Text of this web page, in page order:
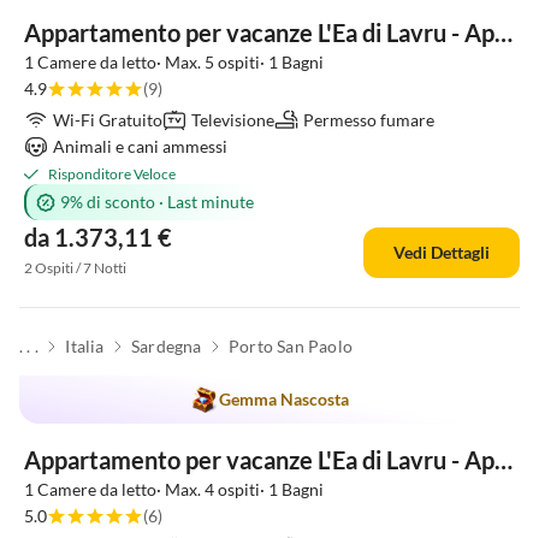
Appartamento per vacanze L'Ea di Lavru - Apt 5
1 Camere da letto· Max. 5 ospiti· 1 Bagni
4.9
(9)
Wi-Fi Gratuito
Televisione
Permesso fumare
Animali e cani ammessi
Risponditore Veloce
9% di sconto · Last minute
da 1.373,11 €
2 Ospiti / 7 Notti
Vedi Dettagli
. . . Italia Sardegna Porto San Paolo
Gemma Nascosta
Appartamento per vacanze L'Ea di Lavru - Apt 10
1 Camere da letto· Max. 4 ospiti· 1 Bagni
5.0
(6)